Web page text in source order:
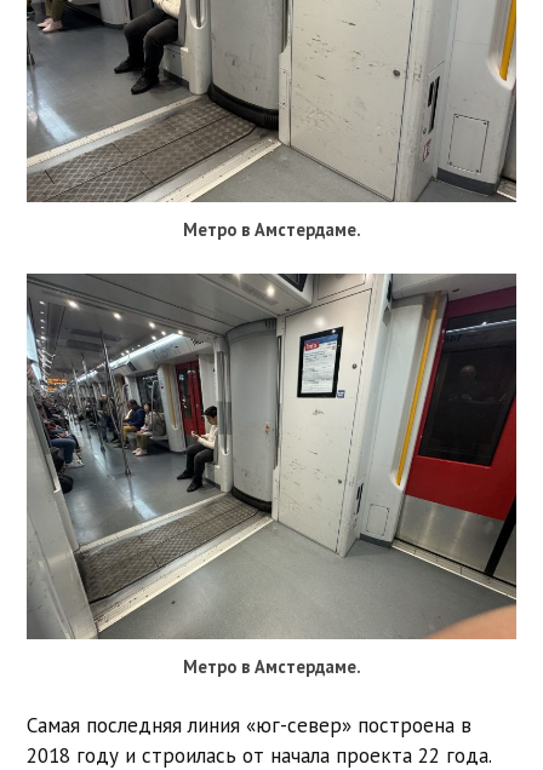
Метро в Амстердаме.
Метро в Амстердаме.
Самая последняя линия «юг-север» построена в
2018 году и строилась от начала проекта 22 года.